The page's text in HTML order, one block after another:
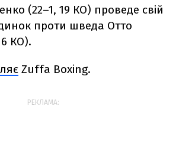
(22–1, 19 КО) проведе свій
проти шведа Отто
КО).
Zuffa Boxing.
РЕКЛАМА: